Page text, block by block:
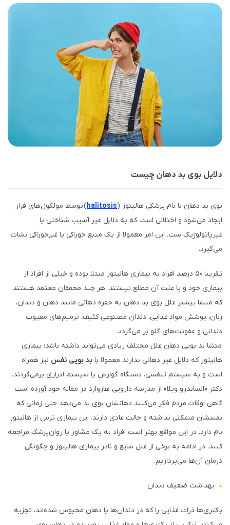
دلایل بوی بد دهان چیست
بوی بد دهان با نام پزشکی هالیتوز (halitosis) توسط مولکول‌های فرار
ایجاد می‌شود و اختلالی است که به دلایل غیر آسیب شناختی یا
غیرپاتولوژیک ست. این امر معمولا از یک منبع خوراکی یا غیرخوراکی نشات
می‌گیرد.
تقریبا ۵۰ درصد افراد به بیماری هالیتوز مبتلا بوده و خیلی از افراد از
بیماری خود و یا علت آن مطلع نیستند. هر چند محققان معتقد هستند
که منشا بیشتر علل بوی بد دهان به حفره دهانی مانند دهان و دندان،
زبان، پوشش مواد غذایی، دندان مصنوعی کثیف، ترمیم‌های معیوب
دندانی و عفونت‌های گلو بر می‌گردد.
منشا بد بویی دهان علل مختلف زیادی می‌تواند داشته باشد؛ بیماری
هالیتوز که دلایل غیر دهانی ندارند معمولا با بد بویی نفس نیز همراه
است و به سیستم تنفسی، دستگاه گوارش یا سیستم ادراری برمی‌گردند.
دکتر «الساندرو ویلا» از مدرسه دارویی هاروارد در مقاله خود آورده است
گاهی اوقات مردم فکر می‌کنند دهانشان بوی بد می‌دهد حتی زمانی که
نفسشان مشکلی نداشته و حالت عادی دارند. این بیماری ترس از هالیتوز
نام دارد. در این مواقع بهتر است افراد به یک مشاور یا روان‌پزشک مراجعه
کنند. در ادامه به برخی از علل شایع و نادر بیماری هالیتوز و چگونگی
درمان آن‌ها می‌پردازیم.
بهداشت ضعیف دندان
باکتری‌ها ذرات غذایی را که در دندان‌ها یا دهان محبوس شده‌اند، تجزیه